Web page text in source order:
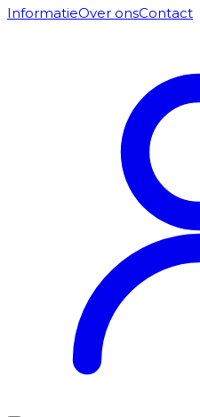
InformatieOver onsContact